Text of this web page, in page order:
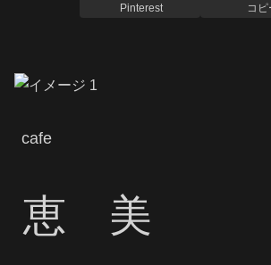
Pinterest コピ
cafe
恵 美